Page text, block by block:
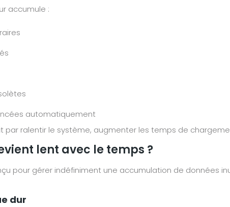
accumule :
automatiquement
par ralentir le système, augmenter les temps de
lent avec le temps ?
pour gérer indéfiniment une accumulation de données
dur